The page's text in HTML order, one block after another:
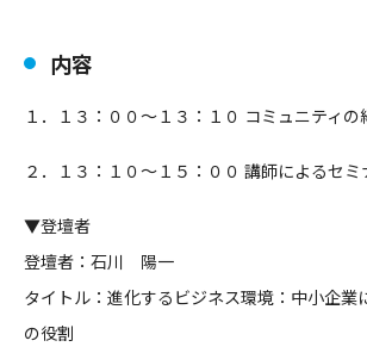
内容
１．１３：００～１３：１０ コミュニティの
２．１３：１０～１５：００ 講師によるセミ
▼登壇者
登壇者： 石川 陽一
タイトル： 進化するビジネス環境：中小企業
の役割